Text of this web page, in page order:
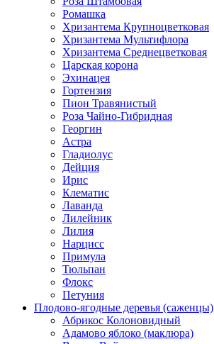
Ромашка
Хризантема Крупноцветковая
Хризантема Мультифлора
Хризантема Среднецветковая
Царская корона
Эхинацея
Гортензия
Пион Травянистый
Роза Чайно-Гибридная
Георгин
Астра
Гладиолус
Дейция
Ирис
Клематис
Лаванда
Лилейник
Лилия
Нарцисс
Примула
Тюльпан
Флокс
Петуния
Плодово-ягодные деревья (саженцы)
Абрикос Колоновидный
Адамово яблоко (маклюра)